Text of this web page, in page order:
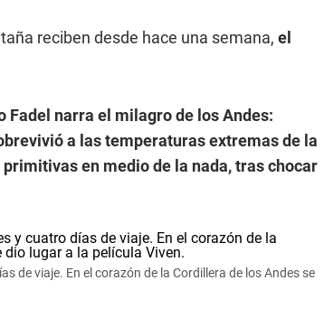
reciben desde hace una semana, el
Fadel narra el milagro de los Andes:
a las temperaturas extremas de la
en medio de la nada, tras chocar
de viaje. En el corazón de la Cordillera de los Andes se